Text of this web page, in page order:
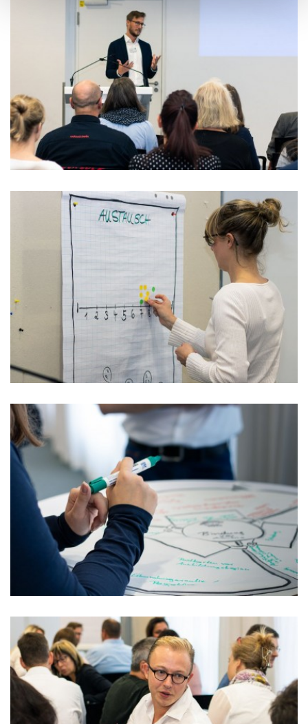
verarbeitet werden, und legen Sie Ihre Präferenzen im
Abschnitt Einzelheitenfest.
Wir verwenden Cookies, um Inhalte und Anzeigen zu
personalisieren, Funktionen für soziale Medien anbieten
zu können und die Zugriffe auf unsere Website zu
analysieren. Außerdem geben wir Informationen zu Ihrer
Verwendung unserer Website an unsere Partner für
soziale Medien, Werbung und Analysen weiter. Unsere
Partner führen diese Informationen möglicherweise mit
weiteren Daten zusammen, die Sie ihnen bereitgestellt
haben oder die sie im Rahmen Ihrer Nutzung der Dienste
gesammelt haben. Sie geben Einwilligung zu unseren
Cookies, wenn Sie unsere Webseite weiterhin nutzen.
Datenschutzerklärung
Impressum